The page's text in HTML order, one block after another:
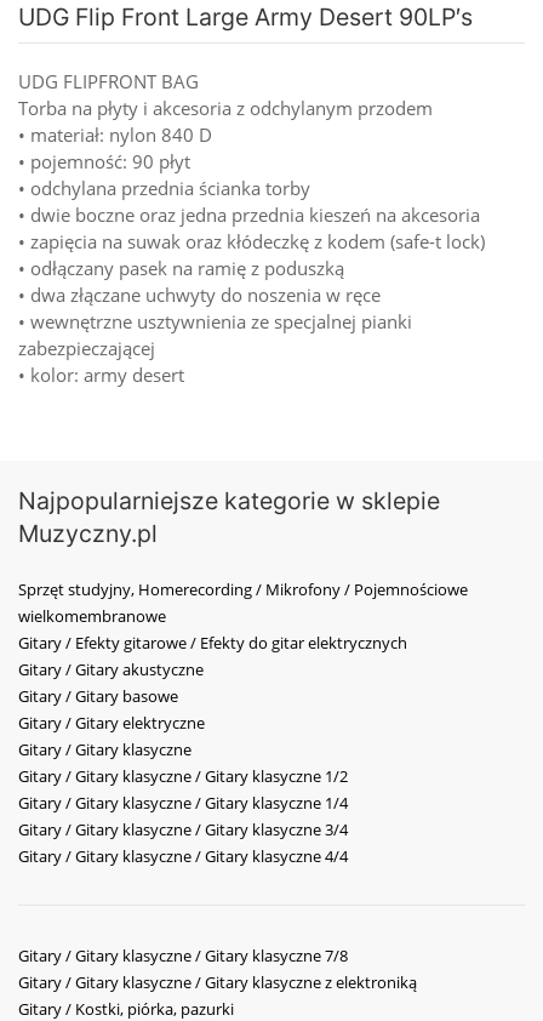
UDG Flip Front Large Army Desert 90LP′s
UDG FLIPFRONT BAG
Torba na płyty i akcesoria z odchylanym przodem
• materiał: nylon 840 D
• pojemność: 90 płyt
• odchylana przednia ścianka torby
• dwie boczne oraz jedna przednia kieszeń na akcesoria
• zapięcia na suwak oraz kłódeczkę z kodem (safe-t lock)
• odłączany pasek na ramię z poduszką
• dwa złączane uchwyty do noszenia w ręce
• wewnętrzne usztywnienia ze specjalnej pianki
zabezpieczającej
• kolor: army desert
Najpopularniejsze kategorie w sklepie
Muzyczny.pl
Sprzęt studyjny, Homerecording / Mikrofony / Pojemnościowe
wielkomembranowe
Gitary / Efekty gitarowe / Efekty do gitar elektrycznych
Gitary / Gitary akustyczne
Gitary / Gitary basowe
Gitary / Gitary elektryczne
Gitary / Gitary klasyczne
Gitary / Gitary klasyczne / Gitary klasyczne 1/2
Gitary / Gitary klasyczne / Gitary klasyczne 1/4
Gitary / Gitary klasyczne / Gitary klasyczne 3/4
Gitary / Gitary klasyczne / Gitary klasyczne 4/4
Gitary / Gitary klasyczne / Gitary klasyczne 7/8
Gitary / Gitary klasyczne / Gitary klasyczne z elektroniką
Gitary / Kostki, piórka, pazurki